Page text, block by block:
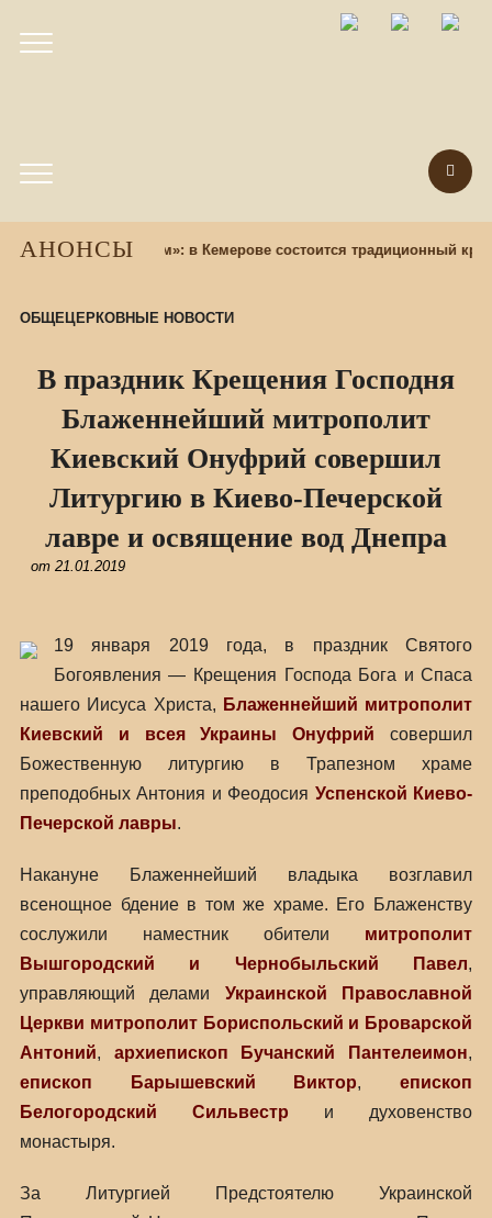
АНОНСЫ
«Крест над градом»: в Кемерове состоится традиционный
ОБЩЕЦЕРКОВНЫЕ НОВОСТИ
В праздник Крещения Господня
Блаженнейший митрополит
Киевский Онуфрий совершил
Литургию в Киево-Печерской
лавре и освящение вод Днепра
от 21.01.2019
19 января 2019 года, в праздник Святого
Богоявления — Крещения Господа Бога и Спаса
нашего Иисуса Христа, Блаженнейший митрополит
Киевский и всея Украины Онуфрий совершил
Божественную литургию в Трапезном храме
преподобных Антония и Феодосия Успенской Киево-
Печерской лавры.
Накануне Блаженнейший владыка возглавил
всенощное бдение в том же храме. Его Блаженству
сослужили наместник обители митрополит
Вышгородский и Чернобыльский Павел,
управляющий делами Украинской Православной
Церкви митрополит Бориспольский и Броварской
Антоний, архиепископ Бучанский Пантелеимон,
епископ Барышевский Виктор,епископ
Белогородский Сильвестр и духовенство
монастыря.
За Литургией Предстоятелю Украинской